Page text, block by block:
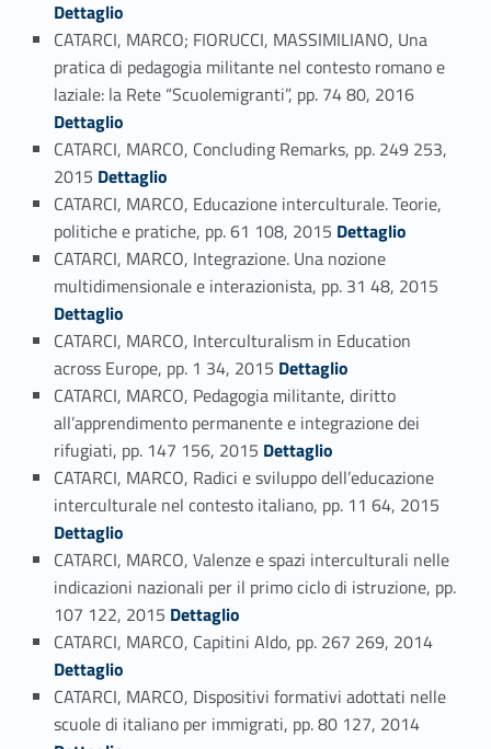
Dettaglio
CATARCI, MARCO; FIORUCCI, MASSIMILIANO, Una
pratica di pedagogia militante nel contesto romano e
laziale: la Rete “Scuolemigranti”, pp. 74 80, 2016
Dettaglio
CATARCI, MARCO, Concluding Remarks, pp. 249 253,
2015 Link identifier #identifier_person_190184-130
Dettaglio
CATARCI, MARCO, Educazione interculturale. Teorie,
politiche e pratiche, pp. 61 108, 2015 Link identifier #identifier_person_30502-131
Dettaglio
CATARCI, MARCO, Integrazione. Una nozione
multidimensionale e interazionista, pp. 31 48, 2015
Dettaglio
CATARCI, MARCO, Interculturalism in Education
across Europe, pp. 1 34, 2015 Link identifier #identifier_person_35354-133
Dettaglio
CATARCI, MARCO, Pedagogia militante, diritto
all’apprendimento permanente e integrazione dei
rifugiati, pp. 147 156, 2015 Link identifier #identifier_person_120936-134
Dettaglio
CATARCI, MARCO, Radici e sviluppo dell’educazione
interculturale nel contesto italiano, pp. 11 64, 2015
Dettaglio
CATARCI, MARCO, Valenze e spazi interculturali nelle
indicazioni nazionali per il primo ciclo di istruzione, pp.
107 122, 2015 Link identifier #identifier_person_110851-136
Dettaglio
CATARCI, MARCO, Capitini Aldo, pp. 267 269, 2014
Dettaglio
CATARCI, MARCO, Dispositivi formativi adottati nelle
scuole di italiano per immigrati, pp. 80 127, 2014